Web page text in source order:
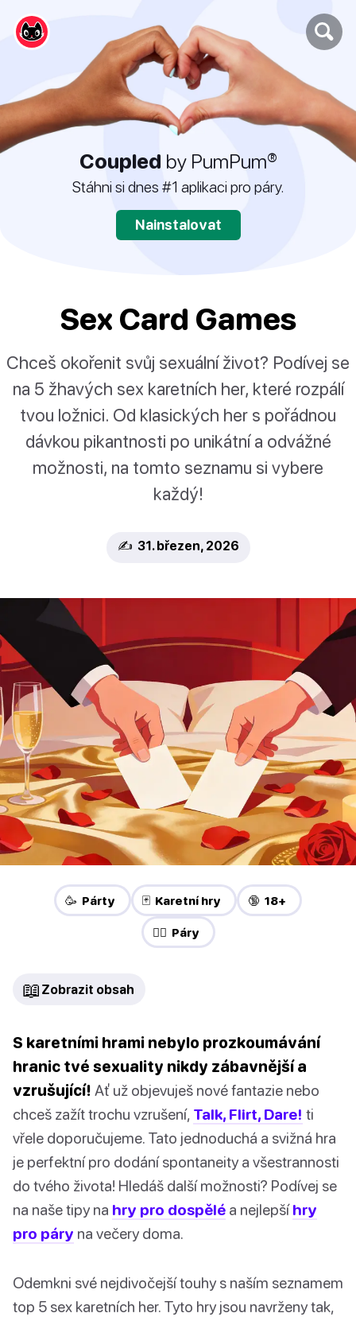
Coupled by PumPum®
Stáhni si dnes #1 aplikaci pro páry.
Nainstalovat
Sex Card Games
Chceš okořenit svůj sexuální život? Podívej se
na 5 žhavých sex karetních her, které rozpálí
tvou ložnici. Od klasických her s pořádnou
dávkou pikantnosti po unikátní a odvážné
možnosti, na tomto seznamu si vybere
každý!
✍️ 31. březen, 2026
🥳 Párty 🃏 Karetní hry 🔞 18+
❤️‍🔥 Páry
📖 Zobrazit obsah
S karetními hrami nebylo prozkoumávání
hranic tvé sexuality nikdy zábavnější a
vzrušující! Ať už objevuješ nové fantazie nebo
chceš zažít trochu vzrušení, Talk, Flirt, Dare! ti
vřele doporučujeme. Tato jednoduchá a svižná hra
je perfektní pro dodání spontaneity a všestrannosti
do tvého života! Hledáš další možnosti? Podívej se
na naše tipy na hry pro dospělé a nejlepšíhry
pro páry na večery doma.
Odemkni své nejdivočejší touhy s naším seznamem
top 5 sex karetních her. Tyto hry jsou navrženy tak,